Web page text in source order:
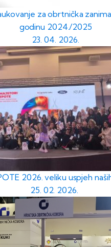
za obrtnička
godinu 2024./2025
23. 04. 2026.
2026. veliku uspjeh
25. 02. 2026.